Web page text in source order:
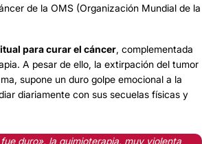
de la OMS (Organización Mundial de la
para curar el cáncer, complementada
A pesar de ello, la extirpación del tumor
supone un duro golpe emocional a la
diariamente con sus secuelas físicas y
duro», la quimioterapia, muy violenta